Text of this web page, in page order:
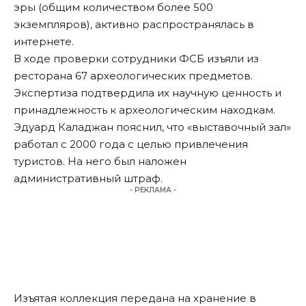
эры (общим количеством более 500
экземпляров), активно распространялась в
интернете.
В ходе проверки сотрудники ФСБ изъяли из
ресторана 67 археологических предметов.
Экспертиза подтвердила их научную ценность и
принадлежность к археологическим находкам.
Эдуард Каладжан пояснил, что «выставочный зал»
работал с 2000 года с целью привлечения
туристов. На него был наложен
административный штраф.
- РЕКЛАМА -
Изъятая коллекция передана на хранение в